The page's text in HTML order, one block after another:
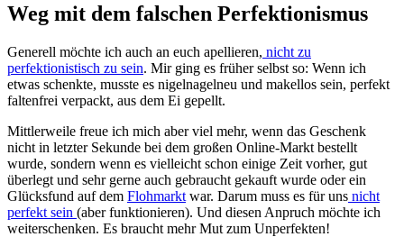
Weg mit dem falschen Perfektionismus
Generell möchte ich auch an euch apellieren, nicht zu
perfektionistisch zu sein. Mir ging es früher selbst so: Wenn ich
etwas schenkte, musste es nigelnagelneu und makellos sein, perfekt
faltenfrei verpackt, aus dem Ei gepellt.
Mittlerweile freue ich mich aber viel mehr, wenn das Geschenk
nicht in letzter Sekunde bei dem großen Online-Markt bestellt
wurde, sondern wenn es vielleicht schon einige Zeit vorher, gut
überlegt und sehr gerne auch gebraucht gekauft wurde oder ein
Glücksfund auf dem Flohmarkt war. Darum muss es für uns nicht
perfekt sein (aber funktionieren). Und diesen Anpruch möchte ich
weiterschenken. Es braucht mehr Mut zum Unperfekten!